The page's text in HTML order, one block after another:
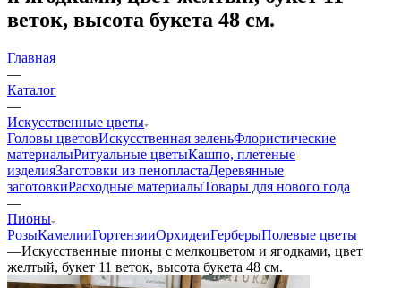
веток, высота букета 48 см.
Главная
—
Каталог
—
Искусственные цветы
Головы цветовИскусственная зеленьФлористические
материалыРитуальные цветыКашпо, плетеные
изделияЗаготовки из пенопластаДеревянные
заготовкиРасходные материалыТовары для нового года
—
Пионы
РозыКамелииГортензииОрхидеиГерберыПолевые цветы
—Искусственные пионы с мелкоцветом и ягодками, цвет
желтый, букет 11 веток, высота букета 48 см.